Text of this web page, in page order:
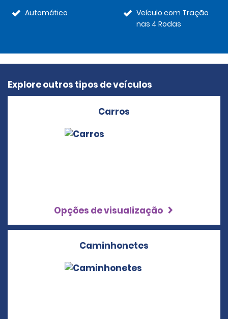
Automático
Veículo com Tração
nas 4 Rodas
Explore outros tipos de veículos
Carros
Opções de visualização
Caminhonetes